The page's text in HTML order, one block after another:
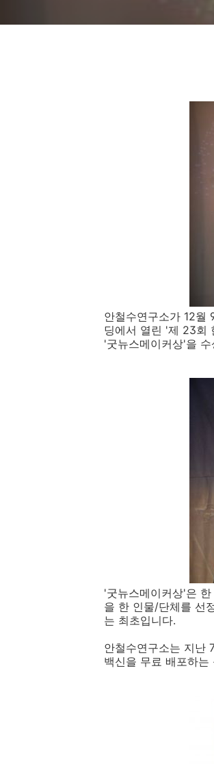
안철수연구소가 12월
딩에서 열린 '제 23회
'굿뉴스메이커상'을 수
'굿뉴스메이커상'은
을 한 인물/단체를 선
는 최초입니다.
안철수연구소는 지난
백신을 무료 배포하